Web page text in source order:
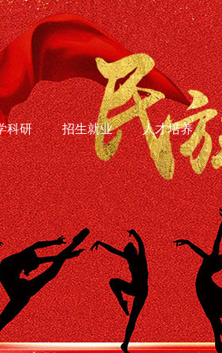
科研 招生就业 人才培养